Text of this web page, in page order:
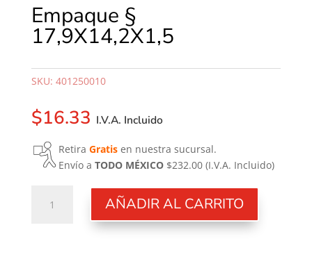
Empaque §
17,9X14,2X1,5
SKU: 401250010
$16.33 I.V.A. Incluido
Retira Gratisen nuestra sucursal.
Envío a TODO MÉXICO$232.00 (I.V.A. Incluido)
17,9X14,2X1,5
AÑADIR AL CARRITO